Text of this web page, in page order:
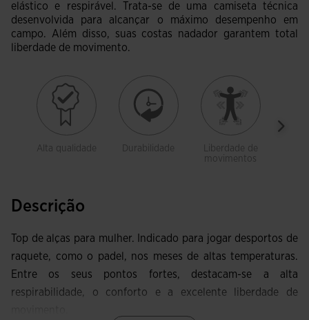
elástico e respirável. Trata-se de uma camiseta técnica
desenvolvida para alcançar o máximo desempenho em
campo. Além disso, suas costas nadador garantem total
liberdade de movimento.
Alta qualidade Durabilidade
Liberdade de
movimentos
Descrição
Top de alças para mulher. Indicado para jogar desportos de
raquete, como o padel, nos meses de altas temperaturas.
Entre os seus pontos fortes, destacam-se a alta
respirabilidade, o conforto e a excelente liberdade de